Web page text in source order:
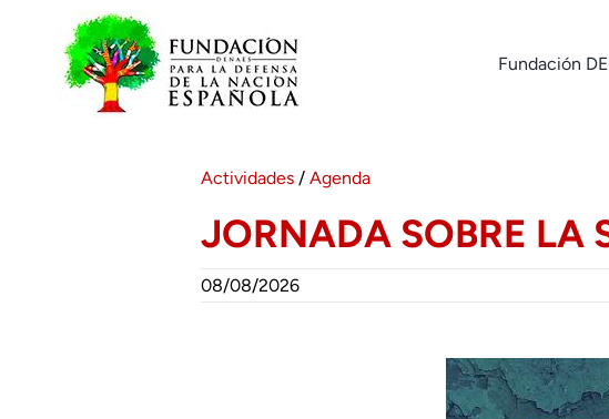
contenido
Fundación
Actividades/ Agenda
JORNADA SOBRE LA
08/08/2026